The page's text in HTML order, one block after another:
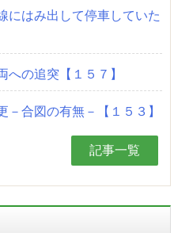
にはみ出して停車していた
への追突【１５７】
－合図の有無－【１５３】
記事一覧